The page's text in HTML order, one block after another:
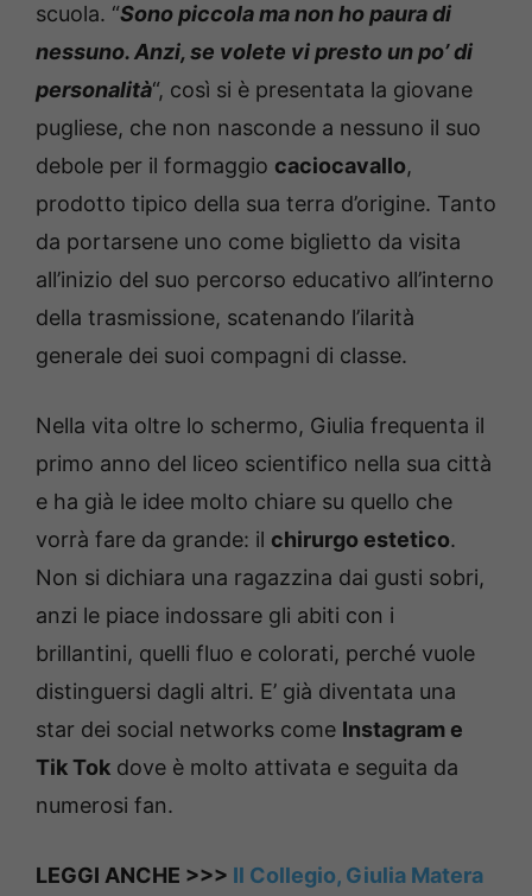
scuola. “Sono piccola ma non ho paura di
nessuno. Anzi, se volete vi presto un po’ di
personalità“, così si è presentata la giovane
pugliese, che non nasconde a nessuno il suo
debole per il formaggio caciocavallo,
prodotto tipico della sua terra d’origine. Tanto
da portarsene uno come biglietto da visita
all’inizio del suo percorso educativo all’interno
della trasmissione, scatenando l’ilarità
generale dei suoi compagni di classe.
Nella vita oltre lo schermo, Giulia frequenta il
primo anno del liceo scientifico nella sua città
e ha già le idee molto chiare su quello che
vorrà fare da grande: il chirurgo estetico.
Non si dichiara una ragazzina dai gusti sobri,
anzi le piace indossare gli abiti con i
brillantini, quelli fluo e colorati, perché vuole
distinguersi dagli altri. E’ già diventata una
star dei social networks come Instagram e
Tik Tok dove è molto attivata e seguita da
numerosi fan.
LEGGI ANCHE >>> Il Collegio, Giulia Matera